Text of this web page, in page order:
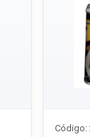
Código: